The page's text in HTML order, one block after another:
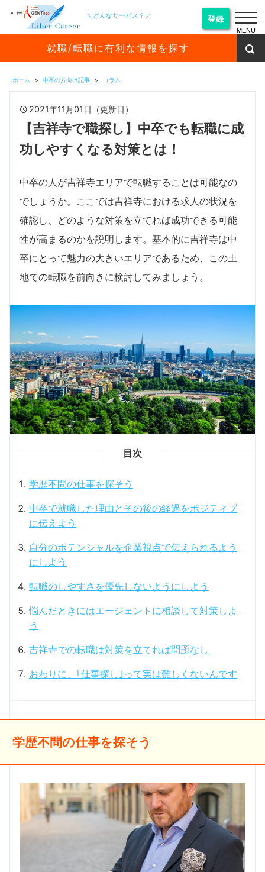
＼どんなサービス？／ 登録
就職/転職に有利な情報を探す
ホーム 中卒の方向け記事 コラム
2021年11月01日（更新日）
【吉祥寺で職探し】中卒でも転職に成
功しやすくなる対策とは！
中卒の人が吉祥寺エリアで転職することは可能なの
でしょうか。ここでは吉祥寺における求人の状況を
確認し、どのような対策を立てれば成功できる可能
性が高まるのかを説明します。基本的に吉祥寺は中
卒にとって魅力の大きいエリアであるため、この土
地での転職を前向きに検討してみましょう。
目次
学歴不問の仕事を探そう
中卒で就職した理由とその後の経過をポジティブ
に伝えよう
自分のポテンシャルを企業視点で伝えられるよう
にしよう
転職のしやすさを優先しないようにしよう
悩んだときにはエージェントに相談して対策しよ
う
吉祥寺での転職は対策を立てれば問題なし
おわりに、｢仕事探し｣って実は難しくないんです
学歴不問の仕事を探そう
MENU